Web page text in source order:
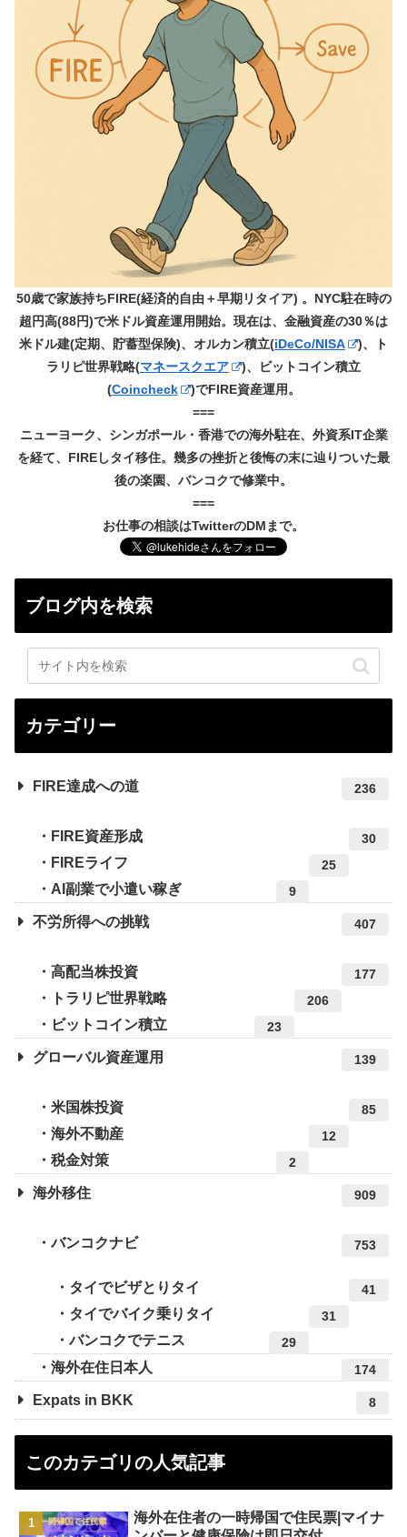
50歳で家族持ちFIRE(経済的自由＋早期リタイア) 。NYC駐在時の
超円高(88円)で米ドル資産運用開始。現在は、金融資産の30％は
米ドル建(定期、貯蓄型保険)、オルカン積立(iDeCo/NISA
)、ト
ラリピ世界戦略(マネースクエア
)、ビットコイン積立
(Coincheck
)でFIRE資産運用。
===
ニューヨーク、シンガポール・香港での海外駐在、外資系IT企業
を経て、FIREしタイ移住。幾多の挫折と後悔の末に辿りついた最
後の楽園、バンコクで修業中。
===
お仕事の相談はTwitterのDMまで。
ブログ内を検索
カテゴリー
FIRE達成への道 236
FIRE資産形成 30
FIREライフ 25
AI副業で小遣い稼ぎ 9
不労所得への挑戦 407
高配当株投資 177
トラリピ世界戦略 206
ビットコイン積立 23
グローバル資産運用 139
米国株投資 85
海外不動産 12
税金対策 2
海外移住 909
バンコクナビ 753
タイでビザとりタイ 41
タイでバイク乗りタイ 31
バンコクでテニス 29
海外在住日本人 174
Expats in BKK 8
このカテゴリの人気記事
海外在住者の一時帰国で住民票|マイナ